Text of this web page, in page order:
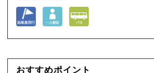
おすすめポイント